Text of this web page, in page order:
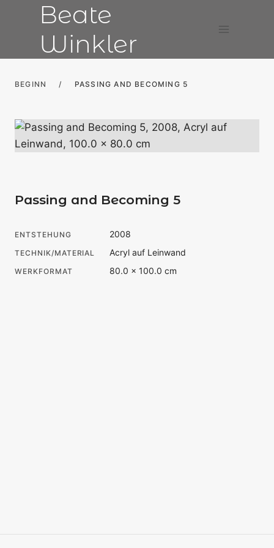
Beate
Winkler
BEGINN / PASSING AND BECOMING 5
Passing and Becoming 5
ENTSTEHUNG 2008
TECHNIK/MATERIAL Acryl auf Leinwand
WERKFORMAT 80.0 × 100.0 cm